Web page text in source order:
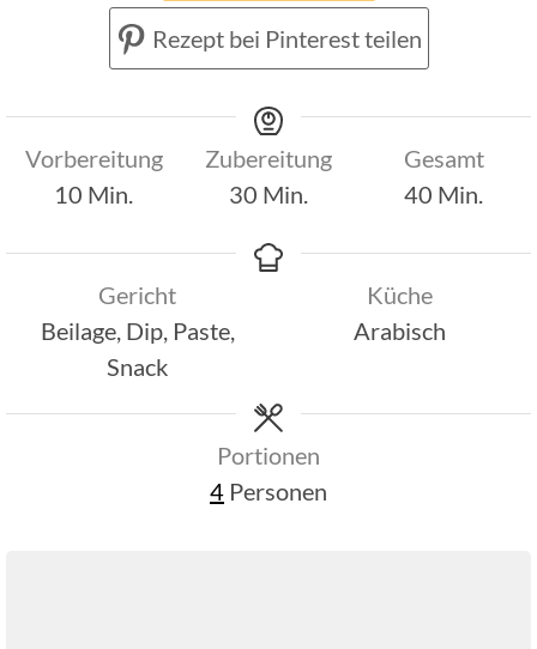
Rezept bei Pinterest teilen
Vorbereitung
10 Minuten
Min.
Zubereitung
30 Minuten
Min.
Gesamt
40 Minuten
Min.
Gericht
Beilage, Dip, Paste,
Snack
Küche
Arabisch
Portionen
4 Personen